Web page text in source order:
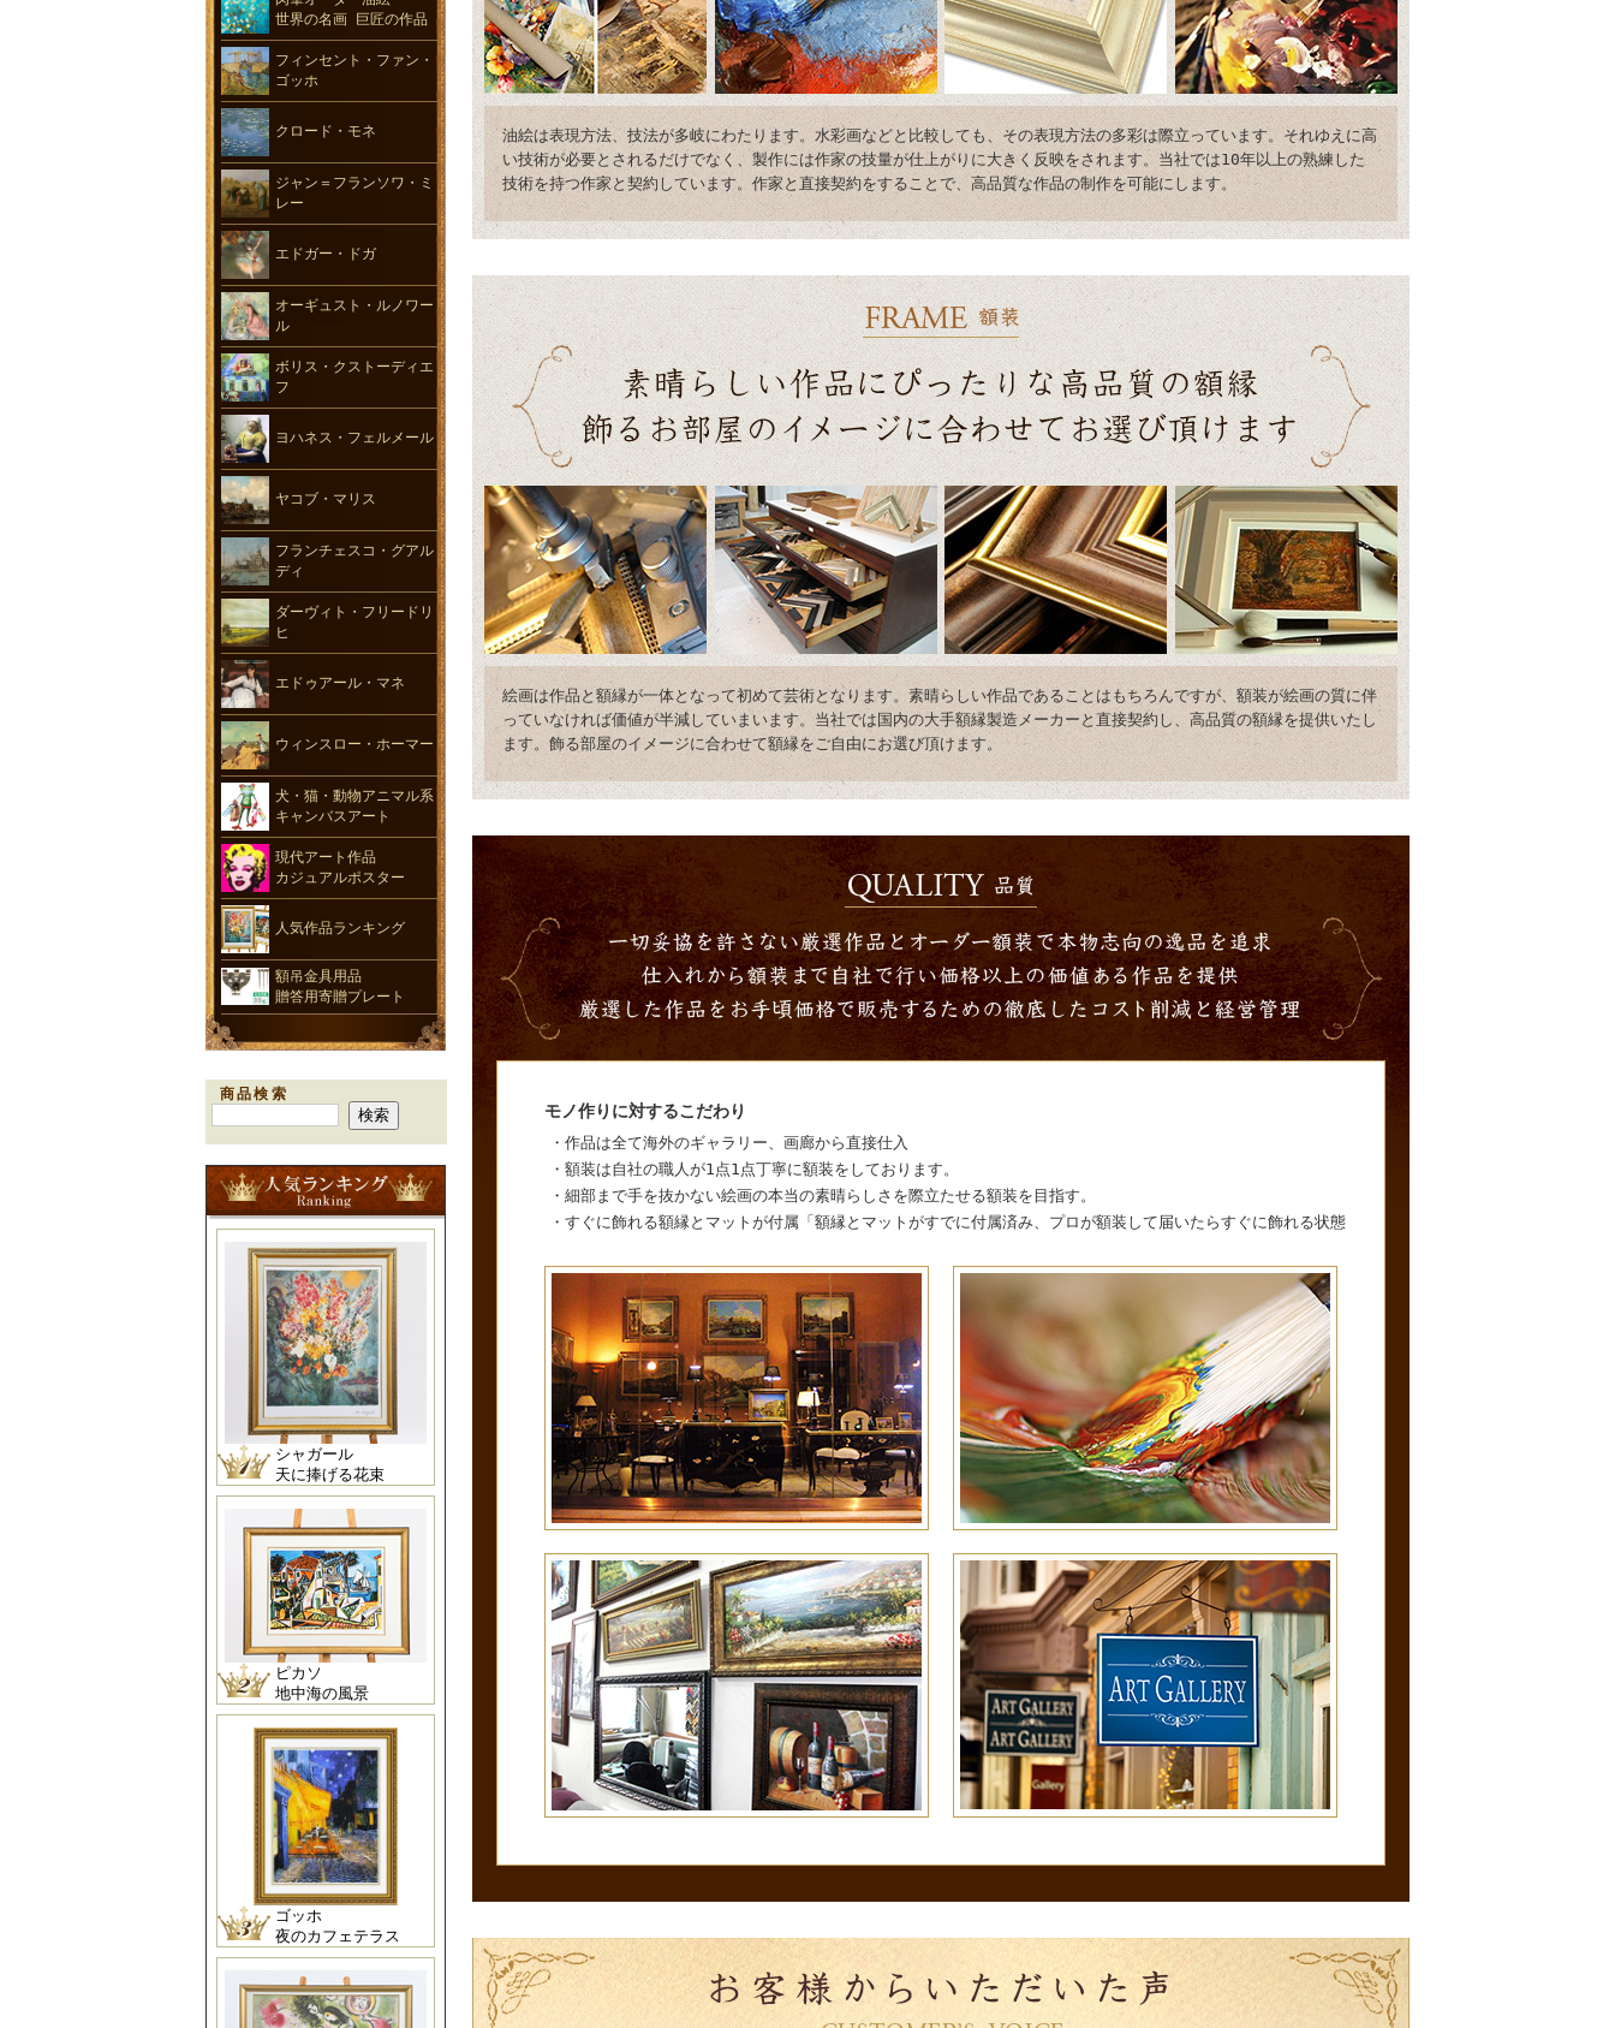
世界の名画 巨匠の作品
フィンセント・ファン・
ゴッホ
クロード・モネ
ジャン＝フランソワ・ミ
レー
エドガー・ドガ
オーギュスト・ルノワー
ル
ボリス・クストーディエ
フ
ヨハネス・フェルメール
ヤコブ・マリス
フランチェスコ・グアル
ディ
ダーヴィト・フリードリ
ヒ
エドゥアール・マネ
ウィンスロー・ホーマー
犬・猫・動物アニマル系
キャンバスアート
現代アート作品
カジュアルポスター
人気作品ランキング
額吊金具用品
贈答用寄贈プレート
商品検索
シャガール
天に捧げる花束
ピカソ
地中海の風景
ゴッホ
夜のカフェテラス
油絵は表現方法、技法が多岐にわたります。水彩画などと比較しても、その表現方法の多彩は際立っています。それゆえに高
い技術が必要とされるだけでなく、製作には作家の技量が仕上がりに大きく反映をされます。当社では10年以上の熟練した
技術を持つ作家と契約しています。作家と直接契約をすることで、高品質な作品の制作を可能にします。
絵画は作品と額縁が一体となって初めて芸術となります。素晴らしい作品であることはもちろんですが、額装が絵画の質に伴
っていなければ価値が半減していまいます。当社では国内の大手額縁製造メーカーと直接契約し、高品質の額縁を提供いたし
ます。飾る部屋のイメージに合わせて額縁をご自由にお選び頂けます。
モノ作りに対するこだわり
・作品は全て海外のギャラリー、画廊から直接仕入
・額装は自社の職人が1点1点丁寧に額装をしております。
・細部まで手を抜かない絵画の本当の素晴らしさを際立たせる額装を目指す。
・すぐに飾れる額縁とマットが付属「額縁とマットがすでに付属済み、プロが額装して届いたらすぐに飾れる状態